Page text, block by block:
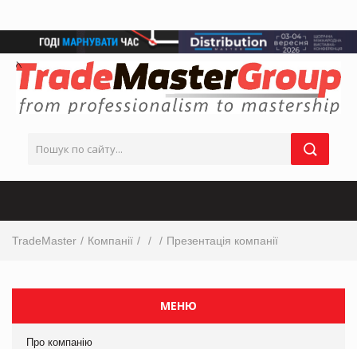
TradeMaster Компанії Презентація компанії
МЕНЮ
Про компанію